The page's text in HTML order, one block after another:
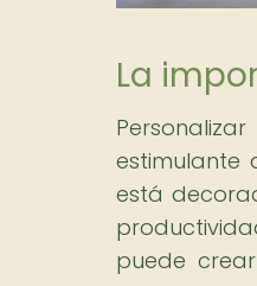
La
estimulante
está
puede